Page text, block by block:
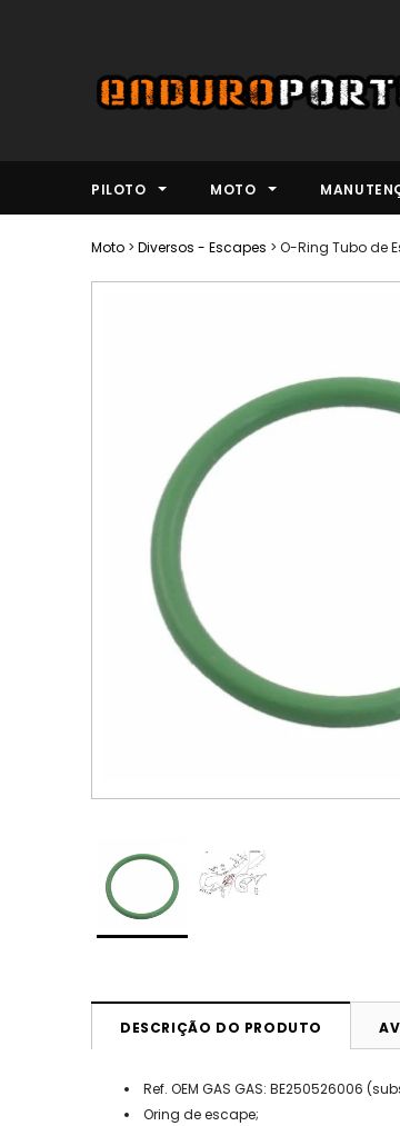
PILOTO MOTO
Moto > Diversos - Escapes > O-Ring Tubo de
DESCRIÇÃO DO PRODUTO
Ref. OEM GAS GAS: BE250526006
Oring de escape;